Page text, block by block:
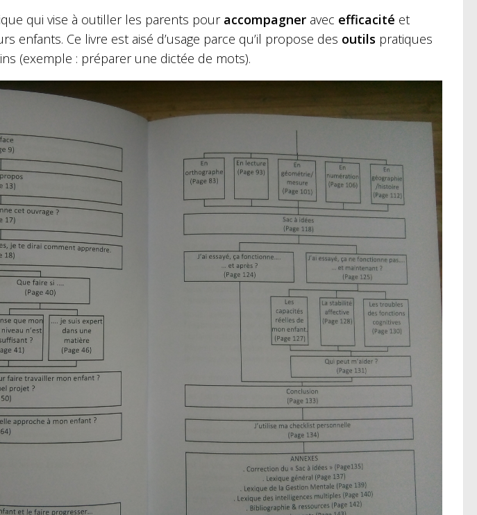
qui vise à outiller les parents pour accompagner avec efficacité et
enfants. Ce livre est aisé d’usage parce qu’il propose des outils pratiques
(exemple : préparer une dictée de mots).